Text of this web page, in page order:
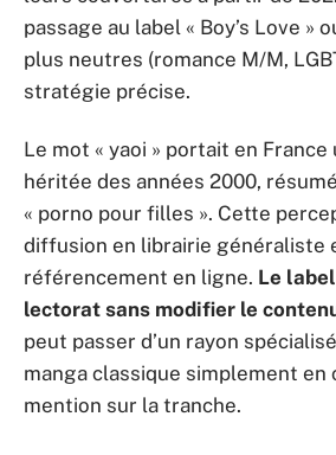
passage au label « Boy’s Love »
plus neutres (romance M/M,
stratégie précise.
Le mot « yaoi » portait en
héritée des années 2000,
« porno pour filles ». Cette
diffusion en librairie généraliste
référencement en ligne. Le
lectorat sans modifier le
peut passer d’un rayon
manga classique simplement en
mention sur la tranche.